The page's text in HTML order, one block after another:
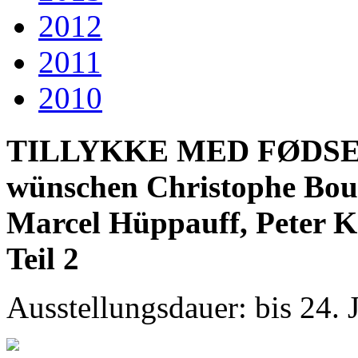
2012
2011
2010
TILLYKKE MED
wünschen Christophe
Marcel Hüppauff, Peter
Teil 2
Ausstellungsdauer: bis 24.